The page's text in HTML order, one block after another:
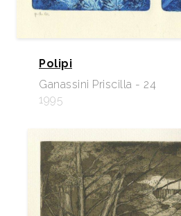
Polipi
Ganassini Priscilla - 24
1995